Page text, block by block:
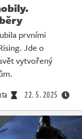
prvními
Jde o
vytvořený
22. 5. 2025